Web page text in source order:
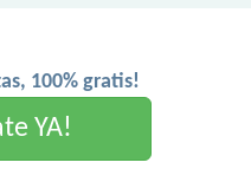
100% gratis!
YA!